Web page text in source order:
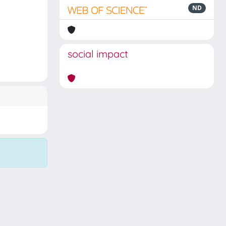
ND
social impact